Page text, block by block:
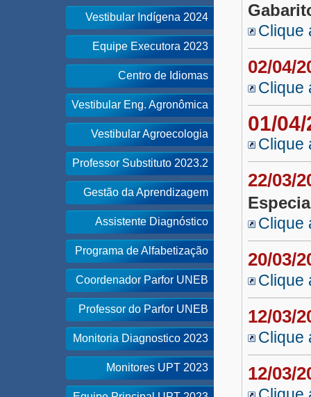
Vestibular Indígena 2024
Equipe Executora 2023
Centro de Idiomas
Vestibular Eng. Agronômica
Vestibular Agroecologia
Professor Substituto 2023.2
Gestão da Aprendizagem
Assistente Diagnóstico
Programa de Alfabetização
Coordenador Parfor UNEB
Professor do Parfor UNEB
Monitoria Diagnostico 2023
Monitores UPT 2023
Clique
02/04/
Clique
01/
Clique
22/03/
Clique
20/03/
Clique
12/03/
Clique
12/03/